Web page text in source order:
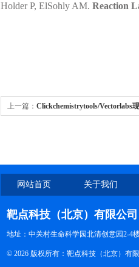
Holder P, ElSohly AM. Reaction
上一篇： Clickchemistrytools/Vectorlabs
网站首页 关于我们
靶点科技（北京）有限公司
地址：中关村生命科学园北清创意园2-4
© 2026 版权所有：靶点科技（北京）有